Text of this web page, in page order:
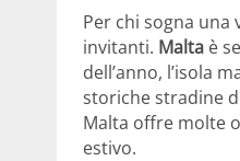
Per chi sogna
invitanti. Malta è
dell’anno, l’isola
storiche stradine
Malta offre molte
estivo.